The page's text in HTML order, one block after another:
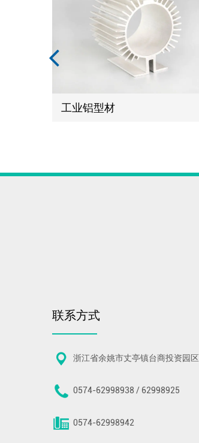
工业铝型材
联系方式
浙江省余姚市丈亭镇台商投资园区
0574-62998938 / 62998925
0574-62998942